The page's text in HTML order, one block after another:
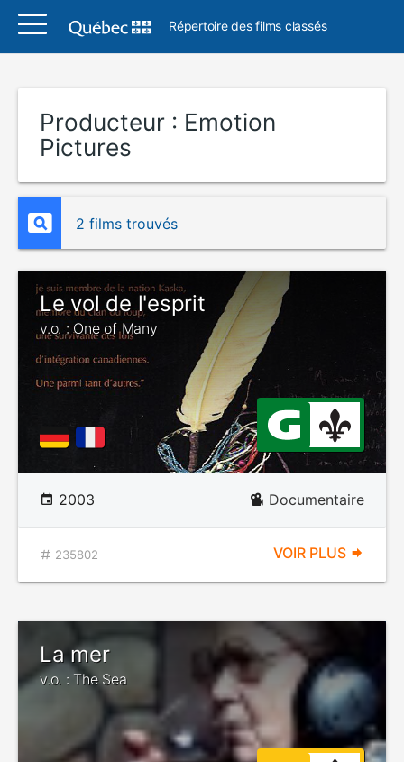
Répertoire des films classés
Producteur : Emotion
Pictures
2 films trouvés
Le vol de l'esprit
v.o. : One of Many
2003 Documentaire
235802 VOIR PLUS
La mer
v.o. : The Sea